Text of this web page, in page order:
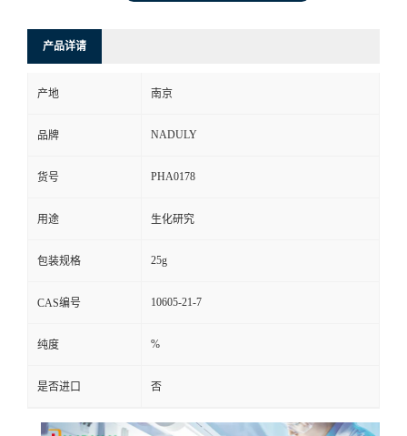
产品详请
产地 南京
品牌 NADULY
货号 PHA0178
用途 生化研究
包装规格 25g
CAS编号 10605-21-7
纯度 %
是否进口 否